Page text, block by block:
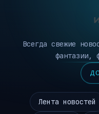
Всегда свежие
фантазии,
Лента новостей